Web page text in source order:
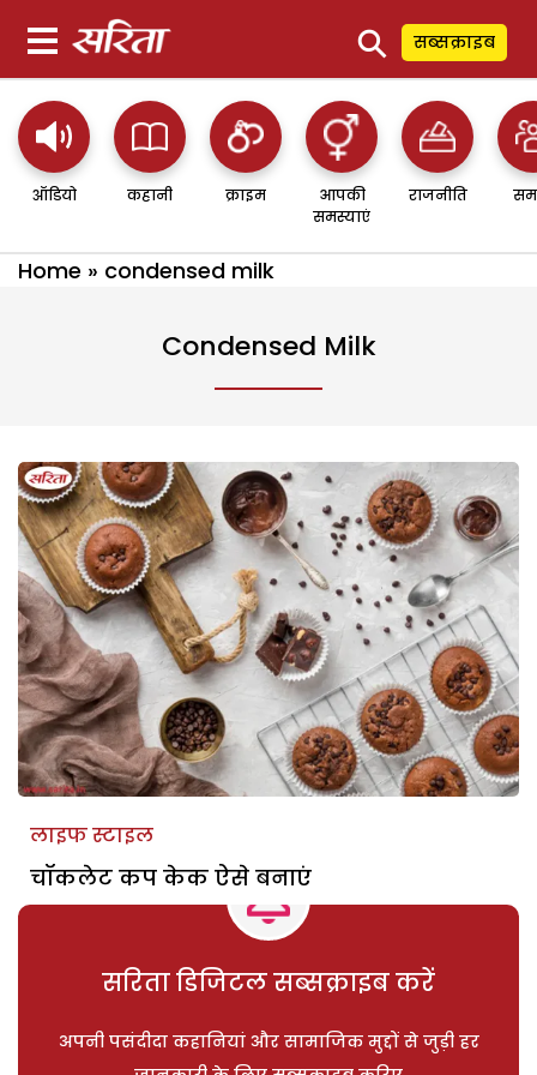
⚲ सब्सक्राइब
ऑडियो कहानी क्राइम
आपकी
समस्याएं
राजनीति
Home » condensed milk
Condensed Milk
लाइफ स्टाइल
चॉकलेट कप केक ऐसे बनाएं
सरिता डिजिटल सब्सक्राइब करें
अपनी पसंदीदा कहानियां और सामाजिक मुद्दों से जुड़ी हर